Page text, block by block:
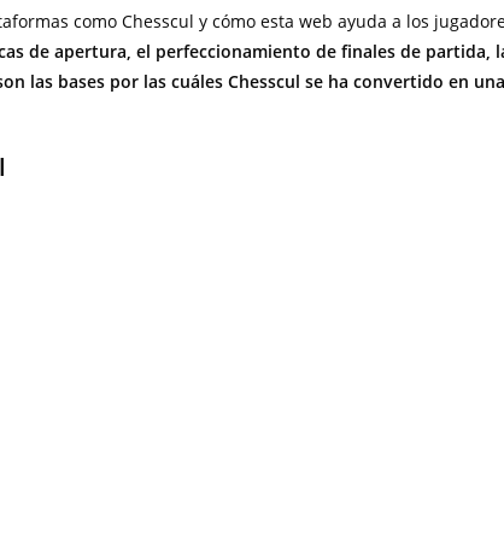
como Chesscul y cómo esta web ayuda a los
de apertura, el perfeccionamiento de finales de partida,
las bases por las cuáles Chesscul se ha convertido en